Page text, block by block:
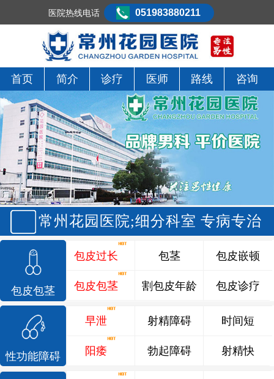
首页 简介 诊疗 医师 路线 咨询
常州花园医院;细分科室 专病专治
包皮包茎
包皮过长
包皮包茎
包茎
割包皮年龄
包皮嵌顿
包皮诊疗
性功能障碍
早泄
阳痿
射精障碍
勃起障碍
时间短
射精快
医院热线电话 051983880211